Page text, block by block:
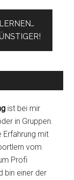
ist bei mir
in Gruppen.
Erfahrung mit
vom
Profi
bin einer der